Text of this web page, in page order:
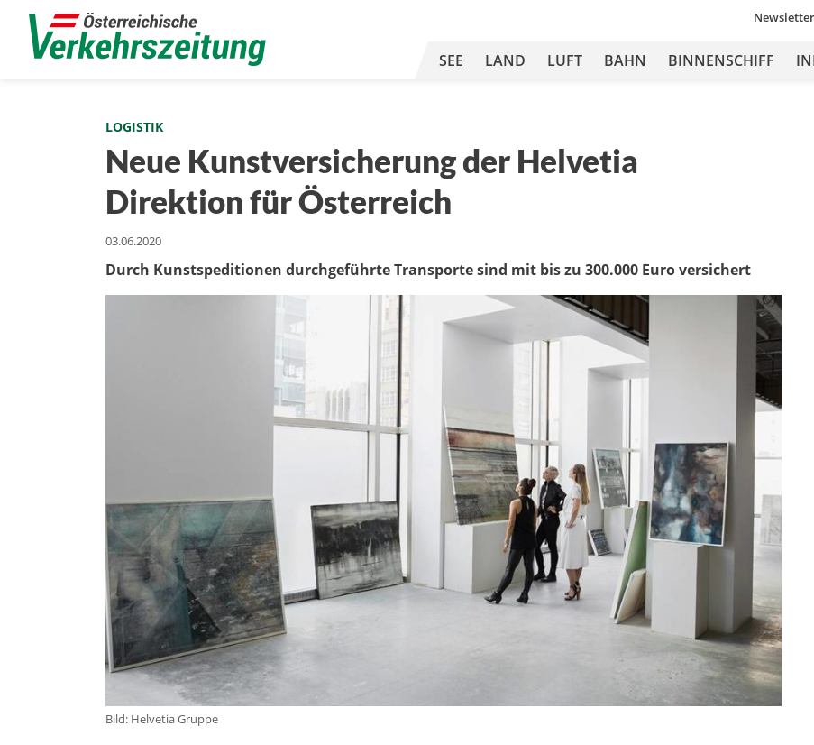
Newsletter
SEE LAND LUFT BAHN BINNENSCHIFF
LOGISTIK
Neue Kunstversicherung der Helvetia
Direktion für Österreich
03.06.2020
Durch Kunstspeditionen durchgeführte Transporte sind mit bis zu 300.000 Euro versichert
Bild: Helvetia Gruppe